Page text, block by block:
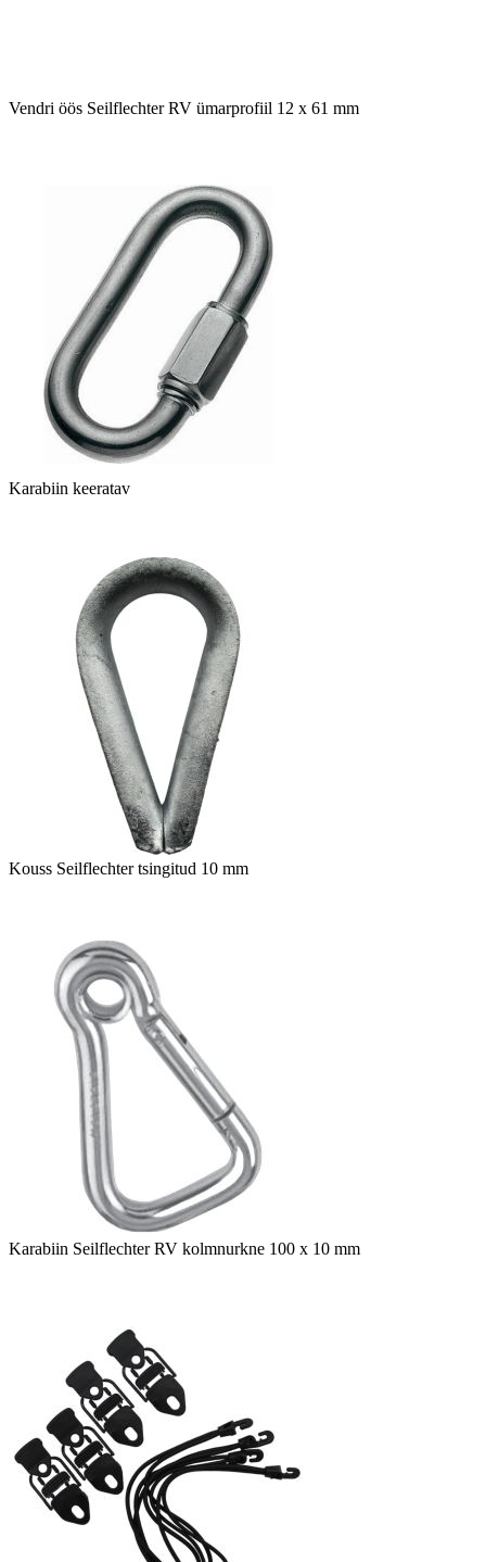
Vendri öös Seilflechter RV ümarprofiil 12 x 61 mm
Karabiin keeratav
Kouss Seilflechter tsingitud 10 mm
Karabiin Seilflechter RV kolmnurkne 100 x 10 mm